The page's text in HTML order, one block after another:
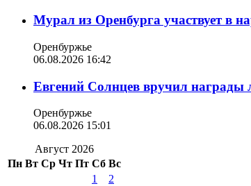
Мурал из Оренбурга участвует в
Оренбуржье
06.08.2026 16:42
Евгений Солнцев вручил
Оренбуржье
06.08.2026 15:01
Август 2026
Пн Вт Ср Чт Пт Сб Вс
1
2